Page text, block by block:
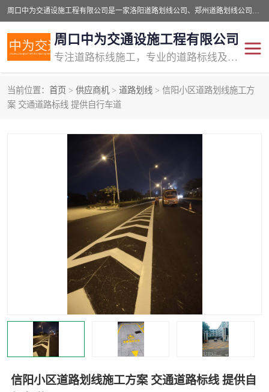
周口中为交通设施工程有限公司是一家洛阳道路划线公司、郑州道路划线公司、平顶山道路车位划线公司、开封车位划线公司、许昌道路车位划线公司、漯河道路车位划线公司，公司始终坚持“诚信、匠心、专注”的宗旨；我们的经营理念是：的服务。
周口中为交通设施工程有限公司
专注道路标线施工，专业的道路标线及交通设施施工服务商!
当前位置： 首页 > 供应商机 > 道路划线 > 信阳小区道路划线施工方
案 交通道路标线 提供自行车道
信阳小区道路划线施工方案 交通道路标线 提供自
交通道路标线
道路标线划线 马路标线
道路划线